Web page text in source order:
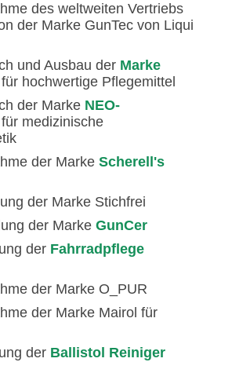
des weltweiten Vertriebs
der Marke GunTec von Liqui
und Ausbau der Marke
für hochwertige Pflegemittel
der Marke NEO-
für medizinische
der Marke Scherell's
der Marke Stichfrei
der Marke GunCer
der Fahrradpflege
der Marke O_PUR
der Marke Mairol für
der Ballistol Reiniger